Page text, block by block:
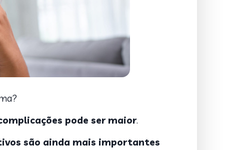
pode ser maior.
são ainda mais importantes